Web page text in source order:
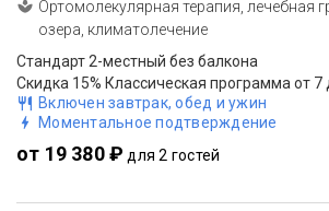
Ортомолекулярная терапия, лечебная
озера, климатолечение
Стандарт 2-местный без балкона
Скидка 15% Классическая программа от 7
Включен завтрак, обед и ужин
Моментальное подтверждение
от 19 380 ₽ для 2 гостей